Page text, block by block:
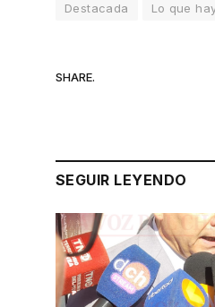
Destacada Lo que
SHARE.
SEGUIR LEYENDO